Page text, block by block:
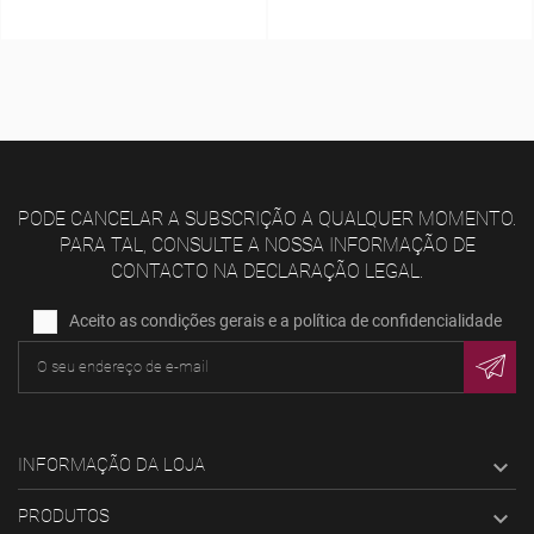
PODE CANCELAR A SUBSCRIÇÃO A QUALQUER MOMENTO.
PARA TAL, CONSULTE A NOSSA INFORMAÇÃO DE
CONTACTO NA DECLARAÇÃO LEGAL.
Aceito as condições gerais e a política de confidencialidade
INFORMAÇÃO DA LOJA 
PRODUTOS 